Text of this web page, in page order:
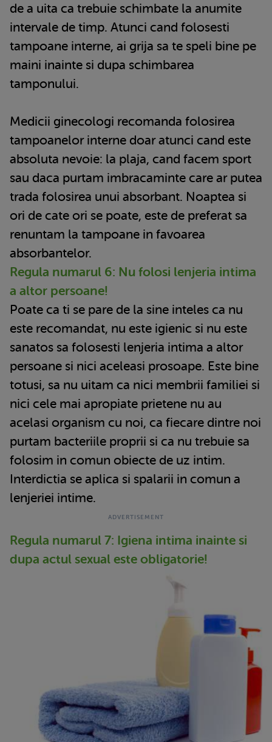
de a uita ca trebuie schimbate la anumite
intervale de timp. Atunci cand folosesti
tampoane interne, ai grija sa te speli bine pe
maini inainte si dupa schimbarea
tamponului.
Medicii ginecologi recomanda folosirea
tampoanelor interne doar atunci cand este
absoluta nevoie: la plaja, cand facem sport
sau daca purtam imbracaminte care ar putea
trada folosirea unui absorbant. Noaptea si
ori de cate ori se poate, este de preferat sa
renuntam la tampoane in favoarea
absorbantelor.
Regula numarul 6: Nu folosi lenjeria intima
a altor persoane!
Poate ca ti se pare de la sine inteles ca nu
este recomandat, nu este igienic si nu este
sanatos sa folosesti lenjeria intima a altor
persoane si nici aceleasi prosoape. Este bine
totusi, sa nu uitam ca nici membrii familiei si
nici cele mai apropiate prietene nu au
acelasi organism cu noi, ca fiecare dintre noi
purtam bacteriile proprii si ca nu trebuie sa
folosim in comun obiecte de uz intim.
Interdictia se aplica si spalarii in comun a
lenjeriei intime.
Regula numarul 7: Igiena intima inainte si
dupa actul sexual este obligatorie!